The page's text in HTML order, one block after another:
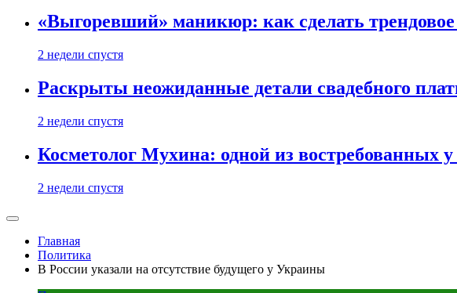
«Выгоревший» маникюр: как сделать
2 недели спустя
Раскрыты неожиданные детали свадебного
2 недели спустя
Косметолог Мухина: одной из востребованных
2 недели спустя
Главная
Политика
В России указали на отсутствие будущего у Украины